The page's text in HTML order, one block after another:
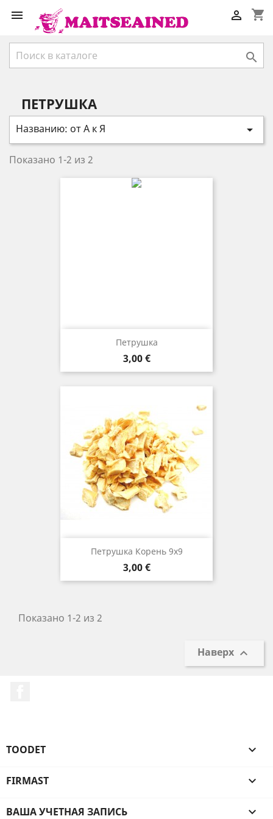
 shopping_cart


ПЕТРУШКА
Названию: от А к Я 
Показано 1-2 из 2
Петрушка
Цена
3,00 €
Петрушка Корень 9х9
Цена
3,00 €
Показано 1-2 из 2
Наверх 
TOODET 
FIRMAST 
ВАША УЧЕТНАЯ ЗАПИСЬ 